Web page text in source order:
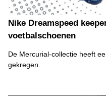
Nike Dreamspeed
voetbalschoenen
De Mercurial-collectie heeft
gekregen.